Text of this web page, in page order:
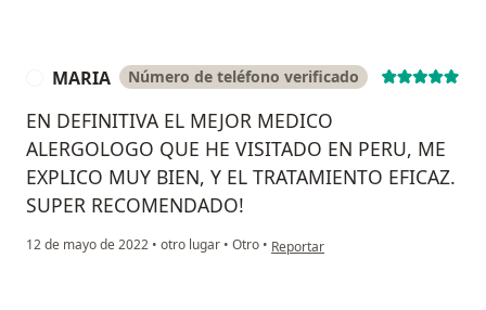
MARIA Número de teléfono verificado
EN DEFINITIVA EL MEJOR MEDICO
ALERGOLOGO QUE HE VISITADO EN PERU, ME
EXPLICO MUY BIEN, Y EL TRATAMIENTO EFICAZ.
SUPER RECOMENDADO!
12 de mayo de 2022 • otro lugar • Otro • en opinión del usuario MARIA
Reportar